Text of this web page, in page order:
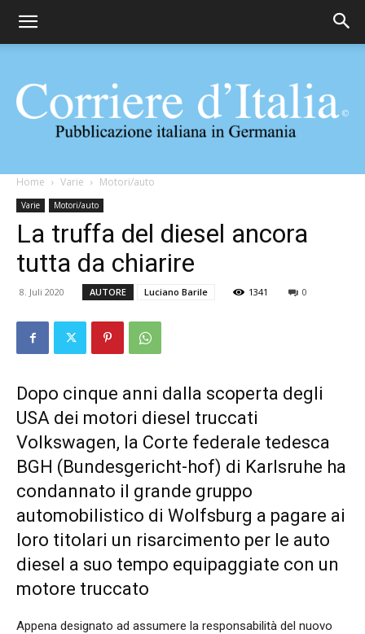
Corriere
d'Italia
Home Varie Motori/auto
Varie Motori/auto
La truffa del diesel ancora
tutta da chiarire
8. Juli 2020 AUTORE Luciano Barile 1341 0
Dopo cinque anni dalla scoperta degli
USA dei motori diesel truccati
Volkswagen, la Corte federale tedesca
BGH (Bundesgericht-hof) di Karlsruhe ha
condannato il grande gruppo
automobilistico di Wolfsburg a pagare ai
loro titolari un risarcimento per le auto
diesel a suo tempo equipaggiate con un
motore truccato
Appena designato ad assumere la responsabilità del nuovo